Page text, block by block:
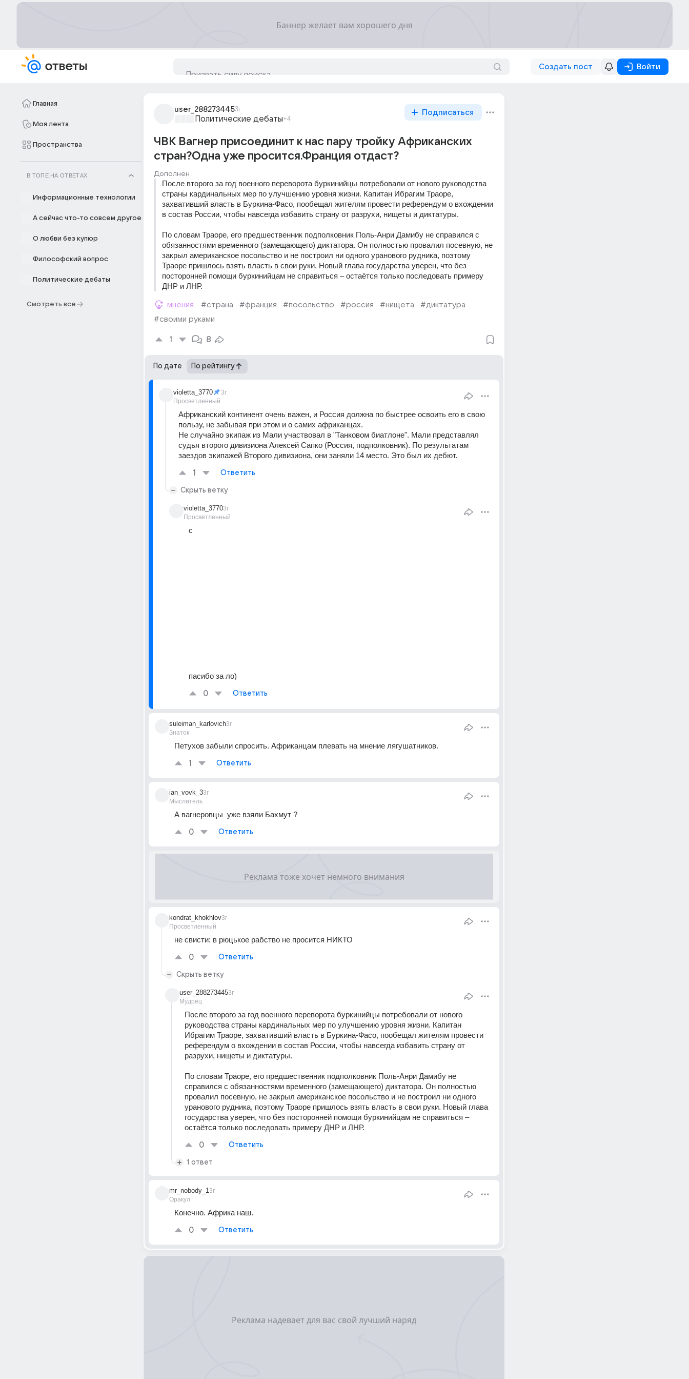
Создать пост Войти
Главная
Моя лента
Пространства
В ТОПЕ НА ОТВЕТАХ
Информационные технологии
А сейчас что-то совсем другое
О любви без купюр
Философский вопрос
Политические дебаты
Смотреть все
user_2882734453г
Политические дебаты+4
Подписаться
ЧВК Вагнер присоединит к нас пару тройку Африканских
стран?Одна уже просится.Франция отдаст?
Дополнен
После второго за год военного переворота буркинийцы потребовали от нового руководства
страны кардинальных мер по улучшению уровня жизни. Капитан Ибрагим Траоре,
захвативший власть в Буркина-Фасо, пообещал жителям провести референдум о вхождении
в состав России, чтобы навсегда избавить страну от разрухи, нищеты и диктатуры.
По словам Траоре, его предшественник подполковник Поль-Анри Дамибу не справился с
обязанностями временного (замещающего) диктатора. Он полностью провалил посевную, не
закрыл американское посольство и не построил ни одного уранового рудника, поэтому
Траоре пришлось взять власть в свои руки. Новый глава государства уверен, что без
посторонней помощи буркинийцам не справиться – остаётся только последовать примеру
ДНР и ЛНР.
мнения #страна #франция #посольство #россия #нищета
#диктатура
#своими руками
1 8
По дате По рейтингу
violetta_3770
Просветленный
3г
Африканский континент очень важен, и Россия должна по быстрее освоить его в свою
пользу, не забывая при этом и о самих африканцах.
Не случайно экипаж из Мали участвовал в "Танковом биатлоне". Мали представлял
судья второго дивизиона Алексей Сапко (Россия, подполковник). По результатам
заездов экипажей Второго дивизиона, они заняли 14 место. Это был их дебют.
1 Ответить
Скрыть ветку
violetta_3770
Просветленный
3г
с
пасибо за ло)
0 Ответить
suleiman_karlovich
Знаток
3г
Петухов забыли спросить. Африканцам плевать на мнение лягушатников.
1 Ответить
ian_vovk_3
Мыслитель
3г
А вагнеровцы  уже взяли Бахмут ?
0 Ответить
kondrat_khokhlov
Просветленный
3г
не свисти: в рюцькое рабство не просится НИКТО
0 Ответить
Скрыть ветку
user_288273445
Мудрец
3г
После второго за год военного переворота буркинийцы потребовали от нового
руководства страны кардинальных мер по улучшению уровня жизни. Капитан
Ибрагим Траоре, захвативший власть в Буркина-Фасо, пообещал жителям провести
референдум о вхождении в состав России, чтобы навсегда избавить страну от
разрухи, нищеты и диктатуры.
По словам Траоре, его предшественник подполковник Поль-Анри Дамибу не
справился с обязанностями временного (замещающего) диктатора. Он полностью
провалил посевную, не закрыл американское посольство и не построил ни одного
уранового рудника, поэтому Траоре пришлось взять власть в свои руки. Новый глава
государства уверен, что без посторонней помощи буркинийцам не справиться –
остаётся только последовать примеру ДНР и ЛНР.
0 Ответить
1 ответ
mr_nobody_1
Оракул
3г
Конечно. Африка наш.
0 Ответить